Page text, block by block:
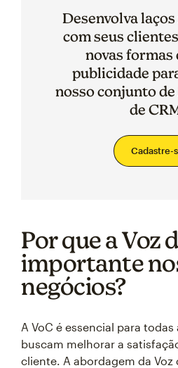
Desenvolva
com seus
novas formas
publicidade
nosso conjunto
de
Cadastre-
Por que a Voz
importante
negócios?
A VoC é essencial para
buscam melhorar a
cliente. A abordagem da